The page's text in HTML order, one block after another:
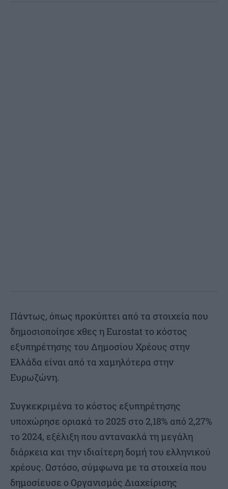
Πάντως, όπως προκύπτει από τα στοιχεία που
δημοσιοποίησε χθες η Eurostat το κόστος
εξυπηρέτησης του Δημοσίου Χρέους στην
Ελλάδα είναι από τα χαμηλότερα στην
Ευρωζώνη.
Συγκεκριμένα το κόστος εξυπηρέτησης
υποχώρησε οριακά το 2025 στο 2,18% από 2,27%
το 2024, εξέλιξη που αντανακλά τη μεγάλη
διάρκεια και την ιδιαίτερη δομή του ελληνικού
χρέους. Ωστόσο, σύμφωνα με τα στοιχεία που
δημοσίευσε ο Οργανισμός Διαχείρισης